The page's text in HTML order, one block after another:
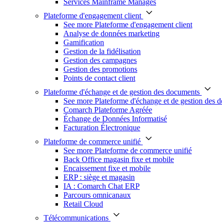
Services Mainframe Managés
Plateforme d'engagement client
See more Plateforme d'engagement client
Analyse de données marketing
Gamification
Gestion de la fidélisation
Gestion des campagnes
Gestion des promotions
Points de contact client
Plateforme d'échange et de gestion des documents
See more Plateforme d'échange et de gestion des
Comarch Plateforme Agréée
Échange de Données Informatisé
Facturation Électronique
Plateforme de commerce unifié
See more Plateforme de commerce unifié
Back Office magasin fixe et mobile
Encaissement fixe et mobile
ERP : siège et magasin
IA : Comarch Chat ERP
Parcours omnicanaux
Retail Cloud
Télécommunications